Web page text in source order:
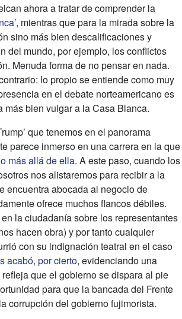
ahora a tratar de comprender la
, mientras que para la mirada sobre la
sino más bien descalificaciones y
del mundo, por ejemplo, los conflictos
Menuda forma de no pensar en nada.
lo propio se entiende como muy
en el debate norteamericano es
bien vulgar a la Casa Blanca.
que tenemos en el panorama
parece inmerso en una carrera en la que
más allá de ella. A este paso, cuando los
nos alistaremos para recibir a la
encuentra abocada al negocio de
ofrece muchos flancos débiles.
la ciudadanía sobre los representantes
hacen obra) y por tanto cualquier
con su indignación teatral en el caso
acabó, por cierto, evidenciando una
que el gobierno se dispara al pie
para que la bancada del Frente
corrupción del gobierno fujimorista.